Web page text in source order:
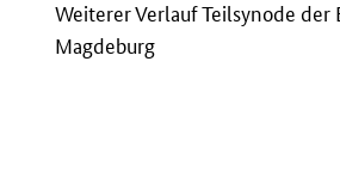
Weiterer Verlauf Teilsynode der
Magdeburg